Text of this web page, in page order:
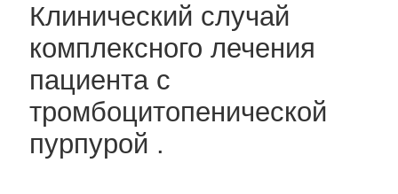
Клинический случай
комплексного лечения
пациента с
тромбоцитопенической
пурпурой .